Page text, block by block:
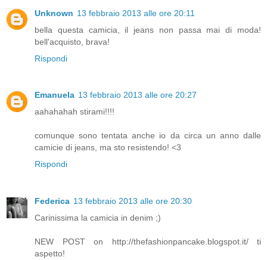
Unknown 13 febbraio 2013 alle ore 20:11
bella questa camicia, il jeans non passa mai di moda!
bell'acquisto, brava!
Rispondi
Emanuela 13 febbraio 2013 alle ore 20:27
aahahahah stirami!!!!
comunque sono tentata anche io da circa un anno dalle
camicie di jeans, ma sto resistendo! <3
Rispondi
Federica 13 febbraio 2013 alle ore 20:30
Carinissima la camicia in denim ;)
NEW POST on http://thefashionpancake.blogspot.it/ ti
aspetto!